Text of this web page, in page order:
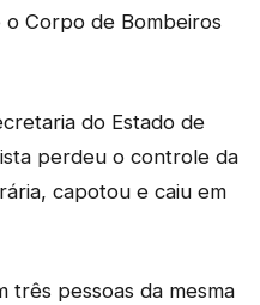
o Corpo de Bombeiros
do Estado de
perdeu o controle da
capotou e caiu em
três pessoas da mesma